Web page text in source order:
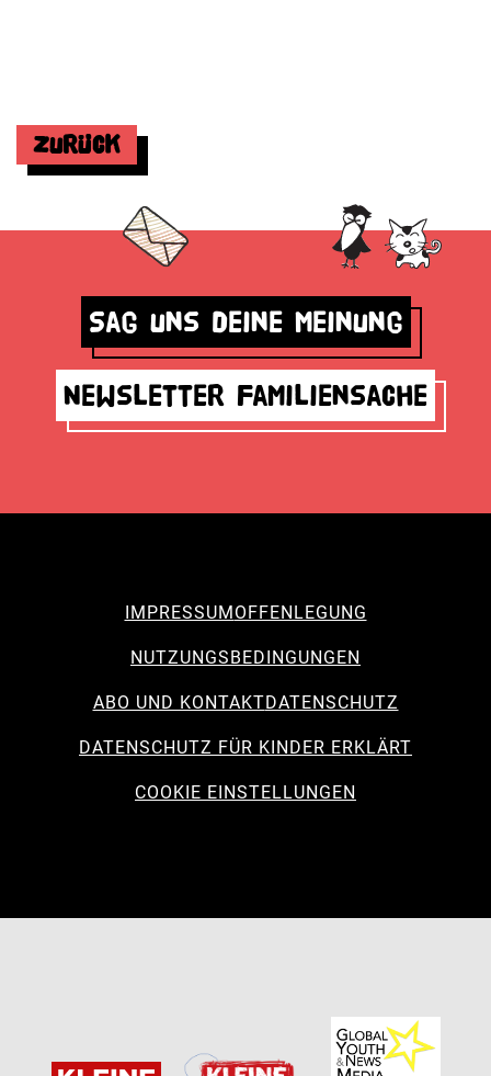
Zurück
Sag uns deine Meinung
Newsletter Familiensache
IMPRESSUMOFFENLEGUNG
NUTZUNGSBEDINGUNGEN
ABO UND KONTAKTDATENSCHUTZ
DATENSCHUTZ FÜR KINDER ERKLÄRT
COOKIE EINSTELLUNGEN